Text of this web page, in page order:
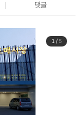
댓글
1/ 5